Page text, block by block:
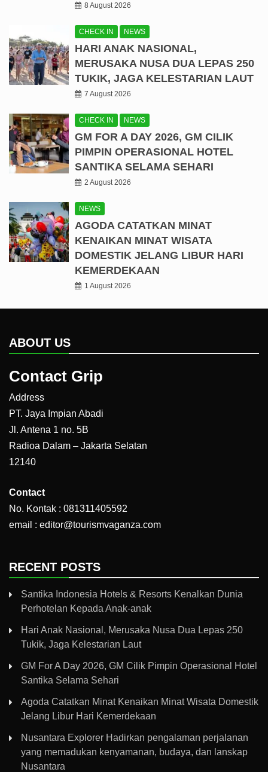
8 August 2026
CHECK IN NEWS
HARI ANAK NASIONAL,
MERUSAKA NUSA DUA LEPAS 250
TUKIK, JAGA KELESTARIAN LAUT
7 August 2026
CHECK IN NEWS
GM FOR A DAY 2026, GM CILIK
PIMPIN OPERASIONAL HOTEL
SANTIKA SELAMA SEHARI
2 August 2026
NEWS
AGODA CATATKAN MINAT
KENAIKAN MINAT WISATA
DOMESTIK JELANG LIBUR HARI
KEMERDEKAAN
1 August 2026
ABOUT US
Contact Grip
Address
PT. Jaya Impian Abadi
Jl. Antena 1 no. 5B
Radioa Dalam – Jakarta Selatan
12140
Contact
No. Kontak : 081311405592
email : editor@tourismvaganza.com
RECENT POSTS
Santika Indonesia Hotels & Resorts Kenalkan Dunia
Perhotelan Kepada Anak-anak
Hari Anak Nasional, Merusaka Nusa Dua Lepas 250
Tukik, Jaga Kelestarian Laut
GM For A Day 2026, GM Cilik Pimpin Operasional Hotel
Santika Selama Sehari
Agoda Catatkan Minat Kenaikan Minat Wisata Domestik
Jelang Libur Hari Kemerdekaan
Nusantara Explorer Hadirkan pengalaman perjalanan
yang memadukan kenyamanan, budaya, dan lanskap
Nusantara